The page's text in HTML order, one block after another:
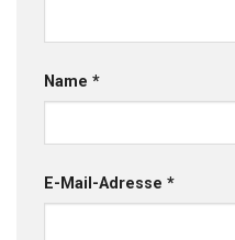
Name *
E-Mail-Adresse *